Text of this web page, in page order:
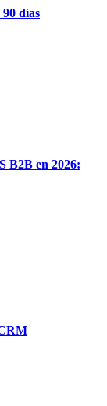
días
B2B en 2026: